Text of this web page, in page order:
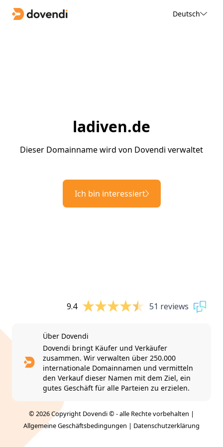
Deutsch
ladiven.de
Dieser Domainname wird von Dovendi verwaltet
Ich bin interessiert
9.4 51 reviews
Über Dovendi
Dovendi bringt Käufer und Verkäufer
zusammen. Wir verwalten über 250.000
internationale Domainnamen und vermitteln
den Verkauf dieser Namen mit dem Ziel, ein
gutes Geschäft für alle Parteien zu erzielen.
© 2026 Copyright Dovendi © - alle Rechte vorbehalten |
Allgemeine Geschäftsbedingungen | Datenschutzerklärung